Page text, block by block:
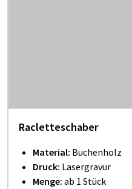
Racletteschaber
Material: Buchenholz
Druck: Lasergravur
Menge: ab 1 Stück